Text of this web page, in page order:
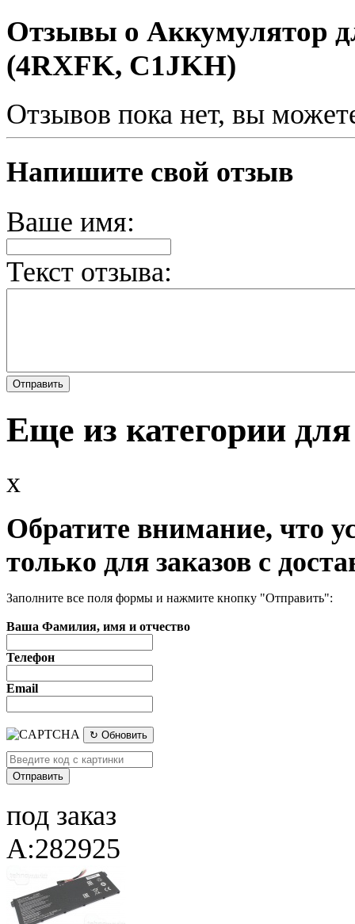
Отзывы о Аккумулятор
(4RXFK, C1JKH)
Отзывов пока нет, вы
Напишите свой отзыв
Ваше имя:
Текст отзыва:
Еще из категории
x
Обратите внимание, что
только для заказов с
Заполните все поля формы и нажмите кнопку "Отправить":
Ваша Фамилия, имя и отчество
Телефон
Email
↻ Обновить
под заказ
A:282925